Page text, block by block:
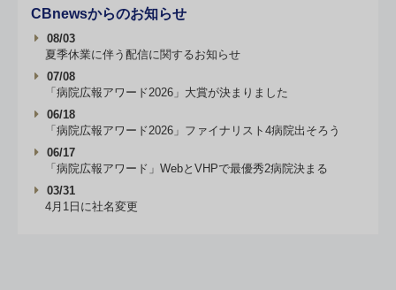
CBnewsからのお知らせ
08/03
夏季休業に伴う配信に関するお知らせ
07/08
「病院広報アワード2026」大賞が決まりました
06/18
「病院広報アワード2026」ファイナリスト4病院出そろう
06/17
「病院広報アワード」WebとVHPで最優秀2病院決まる
03/31
4月1日に社名変更